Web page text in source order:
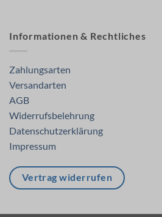
Informationen & Rechtliches
Zahlungsarten
Versandarten
AGB
Widerrufsbelehrung
Datenschutzerklärung
Impressum
Vertrag widerrufen